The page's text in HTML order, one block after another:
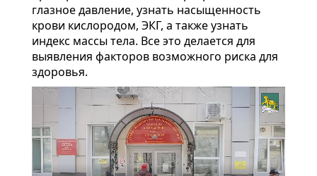
глазное давление, узнать насыщенность
крови кислородом, ЭКГ, а также узнать
индекс массы тела. Все это делается для
выявления факторов возможного риска для
здоровья.